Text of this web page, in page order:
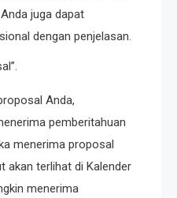
juga dapat
dengan penjelasan.
Anda,
pemberitahuan
menerima proposal
akan terlihat di Kalender
menerima